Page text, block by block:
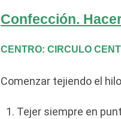
Confección.
CENTRO: CIRCULO
Comenzar tejiendo el
Tejer siempre en